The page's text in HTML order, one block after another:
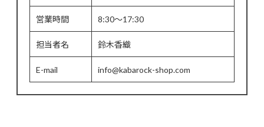
営業時間 8:30～17:30
担当者名 鈴木香織
E-mail info@kabarock-shop.com